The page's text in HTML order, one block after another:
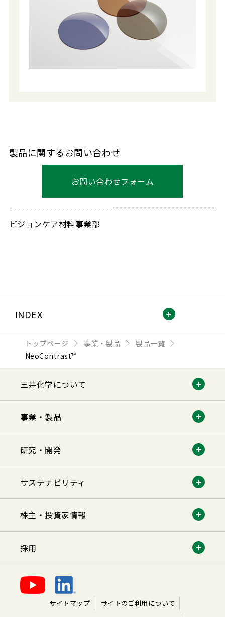
製品に関するお問い合わせ
お問い合わせフォーム
ビジョンケア材料事業部
INDEX
トップページ 事業・製品
製品一覧
NeoContrast™
三井化学について
事業・製品
研究・開発
サステナビリティ
株主・投資家情報
採用
サイトマップ
サイトのご利用について